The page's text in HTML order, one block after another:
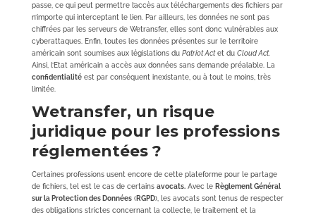
passe, ce qui peut permettre l’accès aux téléchargements des fichiers par
n’importe qui interceptant le lien. Par ailleurs, les données ne sont pas
chiffrées par les serveurs de Wetransfer, elles sont donc vulnérables aux
cyberattaques. Enfin, toutes les données présentes sur le territoire
américain sont soumises aux législations du Patriot Actet du Cloud Act.
Ainsi, l’Etat américain a accès aux données sans demande préalable. La
confidentialitéest par conséquent inexistante, ou à tout le moins, très
limitée.
Wetransfer, un risque
juridique pour les professions
réglementées ?
Certaines professions usent encore de cette plateforme pour le partage
de fichiers, tel est le cas de certains avocats.Avec le Règlement Général
sur la Protection des Données(RGPD), les avocats sont tenus de respecter
des obligations strictes concernant la collecte, le traitement et la